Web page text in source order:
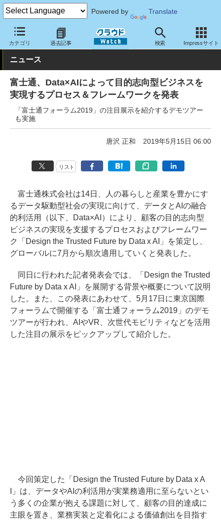
Powered by Translate
カテゴリ 過去記事 検索 Impressサイト
クラウド Watch サービス・ソフト ソフトウェア その他
ニュース
富士通、Data×AIによって目的志向型ビジネスを
実現するプロセス＆フレームワークを発表
「富士通フォーラム2019」の注目展示を紹介するデモツアー
も実施
唐沢 正和 2019年5月15日 06:00
リスト
富士通株式会社は14日、人の暮らしと産業を豊かにす
るデータ駆動型社会の実現に向けて、データとAIの融合
的利活用（以下、Data×AI）により、顧客の目的志向型
ビジネスの実現を支援するプロセスおよびフレームワー
ク「Design the Trusted Future by Data x AI」を策定し、
グローバルに7月から順次適用していくと発表した。
同日に行われた記者発表会では、「Design the Trusted
Future by Data x AI」を展開する背景や概要について説明
した。また、この発表にあわせて、5月17日に東京国際
フォーラムで開催する「富士通フォーラム2019」のデモ
ツアーが行われ、AIやVR、次世代モビリティなどを活用
した注目の展示をピックアップして紹介した。
今回策定した「Design the Trusted Future by Data x A
I」は、データやAIの利活用が実業務適用に至らないとい
う多くの企業が抱える課題に対して、顧客の目的達成に
主眼を置き、業務実装と定着化による価値創出を目指す